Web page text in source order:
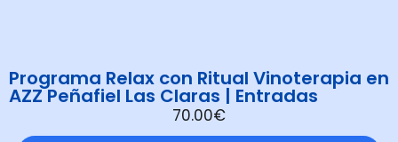
Programa Relax con Ritual Vinoterapia en
AZZ Peñafiel Las Claras | Entradas
70.00€